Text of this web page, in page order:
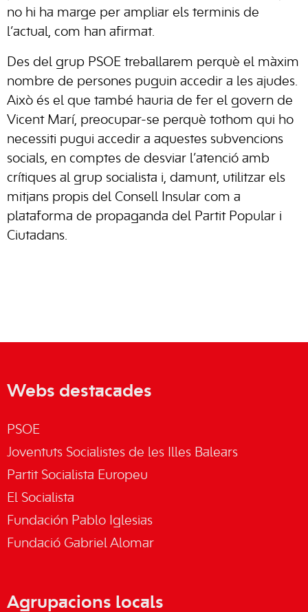
no hi ha marge per ampliar els terminis de
l’actual, com han afirmat.
Des del grup PSOE treballarem perquè el màxim
nombre de persones puguin accedir a les ajudes.
Això és el que també hauria de fer el govern de
Vicent Marí, preocupar-se perquè tothom qui ho
necessiti pugui accedir a aquestes subvencions
socials, en comptes de desviar l’atenció amb
crítiques al grup socialista i, damunt, utilitzar els
mitjans propis del Consell Insular com a
plataforma de propaganda del Partit Popular i
Ciutadans.
Webs destacades
PSOE
Joventuts Socialistes de les Illes Balears
Partit Socialista Europeu
El Socialista
Fundación Pablo Iglesias
Fundació Gabriel Alomar
Agrupacions locals